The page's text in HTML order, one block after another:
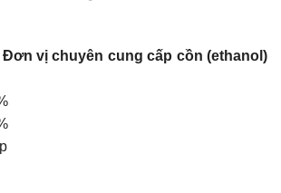
vị chuyên cung cấp cồn (ethanol)